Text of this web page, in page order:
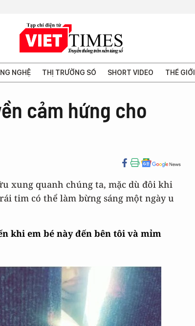
NGHỆ THỊ TRƯỜNG SỐ SHORT VIDEO THẾ GIỚI
cảm hứng cho
xung quanh chúng ta, mặc dù đôi khi
tim có thể làm bừng sáng một ngày u
khi em bé này đến bên tôi và mỉm